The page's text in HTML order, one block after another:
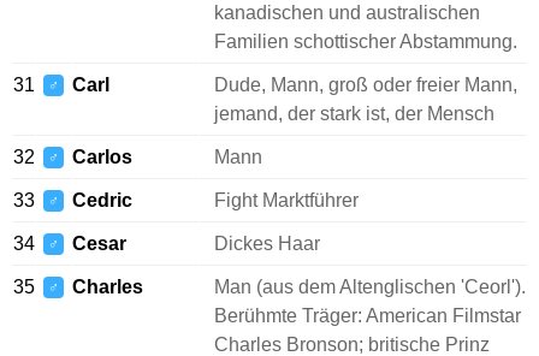
kanadischen und australischen
Familien schottischer Abstammung.
31 ♂ Carl
Dude, Mann, groß oder freier Mann,
jemand, der stark ist, der Mensch
32 ♂ Carlos Mann
33 ♂ Cedric Fight Marktführer
34 ♂ Cesar Dickes Haar
35 ♂ Charles
Man (aus dem Altenglischen 'Ceorl').
Berühmte Träger: American Filmstar
Charles Bronson; britische Prinz